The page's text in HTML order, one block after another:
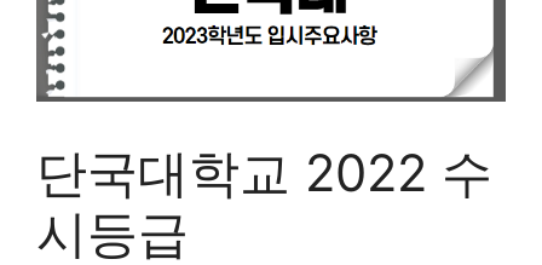
단국대학교 2022 수
시등급